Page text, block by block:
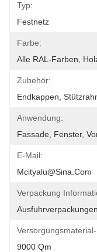
Typ:
Festnetz
Farbe:
Alle RAL-Farben,
Zubehör:
Endkappen,
Anwendung:
Fassade, Fenster,
E-Mail:
Mcityalu@sina.com
Verpackung
9000 Qm